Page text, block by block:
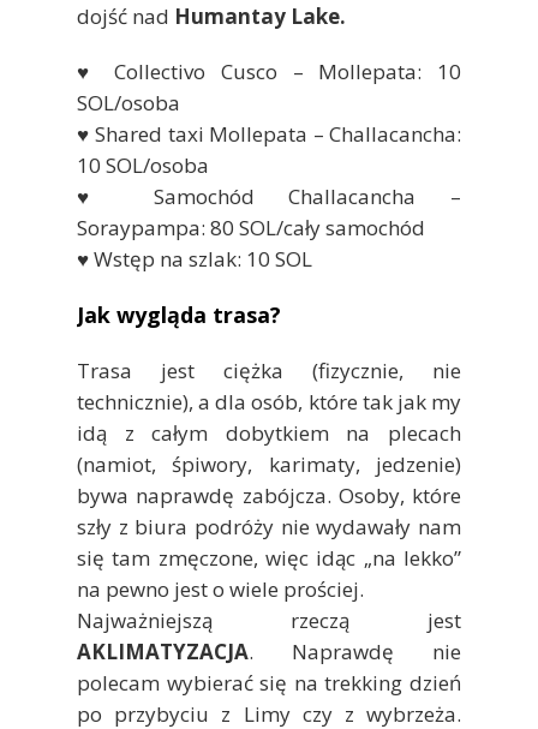
dojść nad Humantay Lake.
♥ Collectivo Cusco – Mollepata: 10
SOL/osoba
♥ Shared taxi Mollepata – Challacancha:
10 SOL/osoba
♥ Samochód Challacancha –
Soraypampa: 80 SOL/cały samochód
♥ Wstęp na szlak: 10 SOL
Jak wygląda trasa?
Trasa jest ciężka (fizycznie, nie
technicznie), a dla osób, które tak jak my
idą z całym dobytkiem na plecach
(namiot, śpiwory, karimaty, jedzenie)
bywa naprawdę zabójcza. Osoby, które
szły z biura podróży nie wydawały nam
się tam zmęczone, więc idąc „na lekko”
na pewno jest o wiele prościej.
Najważniejszą rzeczą jest
AKLIMATYZACJA. Naprawdę nie
polecam wybierać się na trekking dzień
po przybyciu z Limy czy z wybrzeża.